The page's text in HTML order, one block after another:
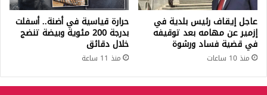
عاجل إيقاف رئيس بلدية في
إزمير عن مهامه بعد توقيفه
في قضية فساد ورشوة
منذ 10 ساعات
حرارة قياسية في أضنة.. أسفلت
بدرجة 200 مئوية وبيضة تنضج
خلال دقائق
منذ 11 ساعة